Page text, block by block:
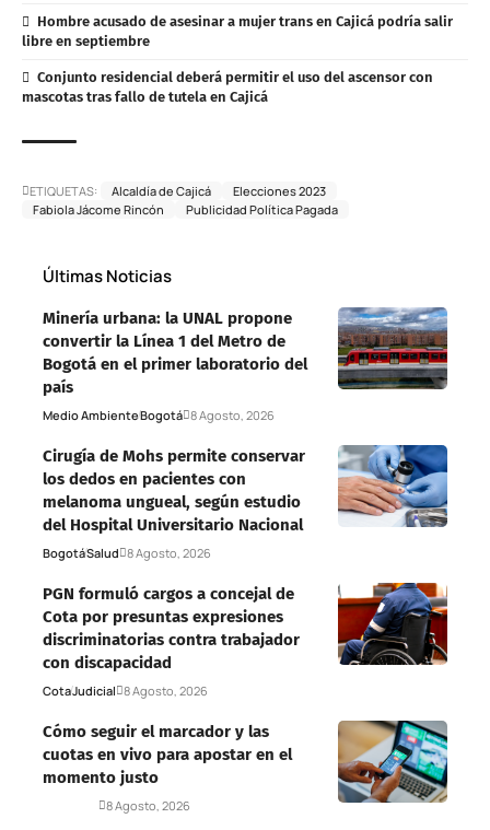
Hombre acusado de asesinar a mujer trans en Cajicá podría salir
libre en septiembre
Conjunto residencial deberá permitir el uso del ascensor con
mascotas tras fallo de tutela en Cajicá
ETIQUETAS: Alcaldía de Cajicá
Elecciones 2023
Fabiola Jácome Rincón
Publicidad Política Pagada
Últimas Noticias
Minería urbana: la UNAL propone
convertir la Línea 1 del Metro de
Bogotá en el primer laboratorio del
país
Medio AmbienteBogotá 8 Agosto, 2026
Cirugía de Mohs permite conservar
los dedos en pacientes con
melanoma ungueal, según estudio
del Hospital Universitario Nacional
BogotáSalud 8 Agosto, 2026
PGN formuló cargos a concejal de
Cota por presuntas expresiones
discriminatorias contra trabajador
con discapacidad
CotaJudicial 8 Agosto, 2026
Cómo seguir el marcador y las
cuotas en vivo para apostar en el
momento justo
8 Agosto, 2026